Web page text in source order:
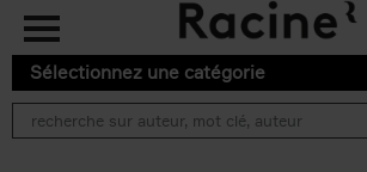
Aller au contenu principal
Sélectionnez une catégorie